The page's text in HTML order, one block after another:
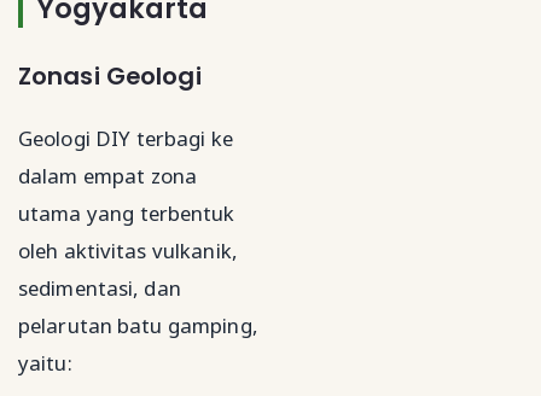
Yogyakarta
Zonasi Geologi
Geologi DIY terbagi ke
dalam empat zona
utama yang terbentuk
oleh aktivitas vulkanik,
sedimentasi, dan
pelarutan batu gamping,
yaitu: